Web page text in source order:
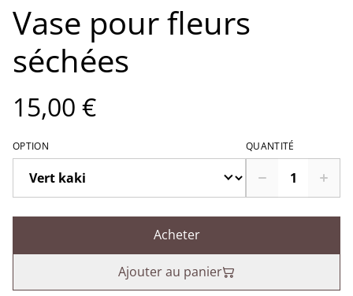
Vase pour fleurs
séchées
15,00 €
OPTION QUANTITÉ
Acheter
Ajouter au panier